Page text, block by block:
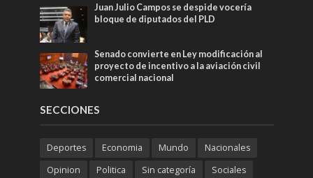
Juan Julio Campos se despide vocería
bloque de diputados del PLD
Senado convierte en Ley modificación al
proyecto de incentivo a la aviación civil
comercial nacional
SECCIONES
Deportes Economia Mundo
Nacionales
Opinion
Politica Sin categoría Sociales